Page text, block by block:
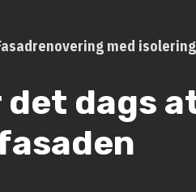
med
det dags